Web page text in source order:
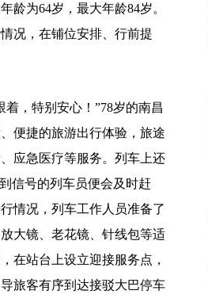
为64岁，最大年龄84岁。
况，在铺位安排、行前提
，特别安心！”78岁的南昌
便捷的旅游出行体验，旅途
应急医疗等服务。列车上还
信号的列车员便会及时赶
情况，列车工作人员准备了
大镜、老花镜、针线包等适
在站台上设立迎接服务点，
旅客有序到达接驳大巴停车